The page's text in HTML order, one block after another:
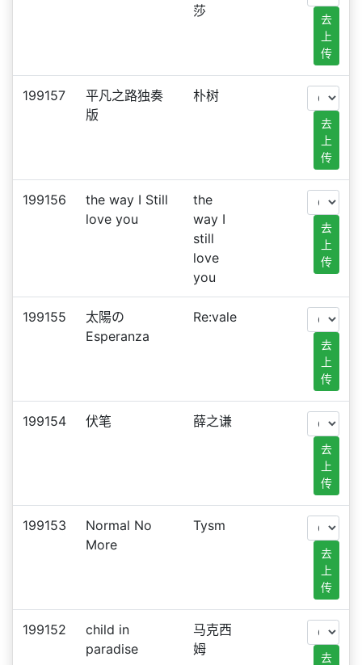
莎
去
上
传
199157
平凡之路独奏
版
朴树
去
上
传
199156
the way I Still
love you
the
way I
still
love
you
去
上
传
199155
太陽の
Esperanza
Re:vale
去
上
传
199154 伏笔 薛之谦
去
上
传
199153
Normal No
More
Tysm
去
上
传
199152
child in
paradise
马克西
姆
去